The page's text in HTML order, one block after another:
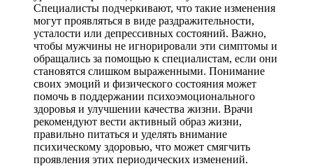
Специалисты подчеркивают, что такие изменения
могут проявляться в виде раздражительности,
усталости или депрессивных состояний. Важно,
чтобы мужчины не игнорировали эти симптомы и
обращались за помощью к специалистам, если они
становятся слишком выраженными. Понимание
своих эмоций и физического состояния может
помочь в поддержании психоэмоционального
здоровья и улучшении качества жизни. Врачи
рекомендуют вести активный образ жизни,
правильно питаться и уделять внимание
психическому здоровью, что может смягчить
проявления этих периодических изменений.